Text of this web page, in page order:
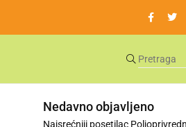
Nedavno objavljeno
Najsrećniji posetilac